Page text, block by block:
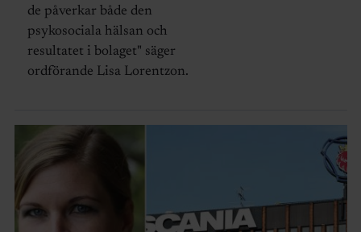
de påverkar både den
psykosociala hälsan och
resultatet i bolaget" säger
ordförande Lisa Lorentzon.